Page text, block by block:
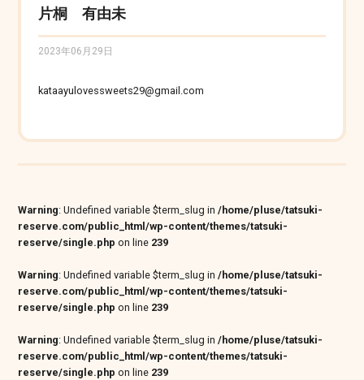
片桐 有由未
2023年06月29日
kataayulovessweets29@gmail.com
Warning: Undefined variable $term_slug in/home/pluse/tatsuki-
reserve.com/public_html/wp-content/themes/tatsuki-
reserve/single.php on line 239
Warning: Undefined variable $term_slug in/home/pluse/tatsuki-
reserve.com/public_html/wp-content/themes/tatsuki-
reserve/single.php on line 239
Warning: Undefined variable $term_slug in/home/pluse/tatsuki-
reserve.com/public_html/wp-content/themes/tatsuki-
reserve/single.php on line 239